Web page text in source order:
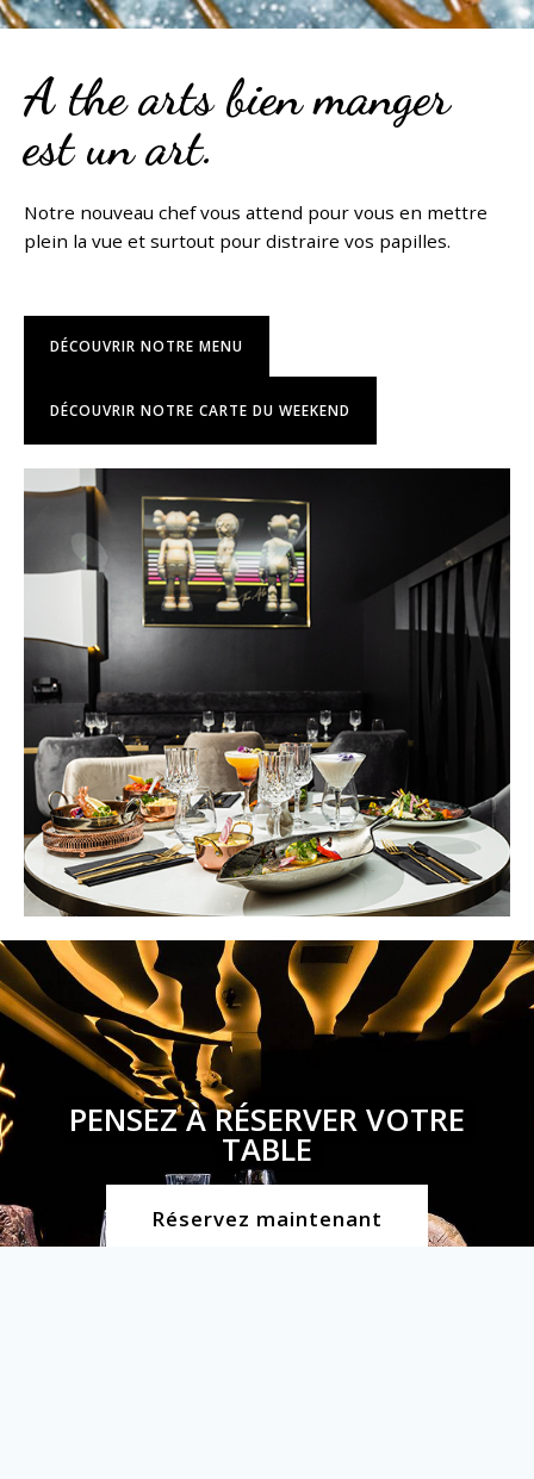
A the arts bien manger
est un art.
Notre nouveau chef vous attend pour vous en mettre
plein la vue et surtout pour distraire vos papilles.
DÉCOUVRIR NOTRE MENU
DÉCOUVRIR NOTRE CARTE DU WEEKEND
PENSEZ À RÉSERVER VOTRE
TABLE
Réservez maintenant